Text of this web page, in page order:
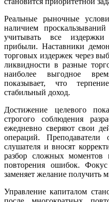
Реальные рыночные
наличием
учитывать все
прибыли. Наставники
торговых издержек через
ликвидности в разные
наиболее выгодное
показывает, что
стабильный доход.
Достижение целевого
строгого соблюдения
ежедневно сверяют свои
операций. Преподаватели
слушателя и вносят
разбор сложных моментов
повторения ошибок.
заменяет желание получить
Управление капиталом